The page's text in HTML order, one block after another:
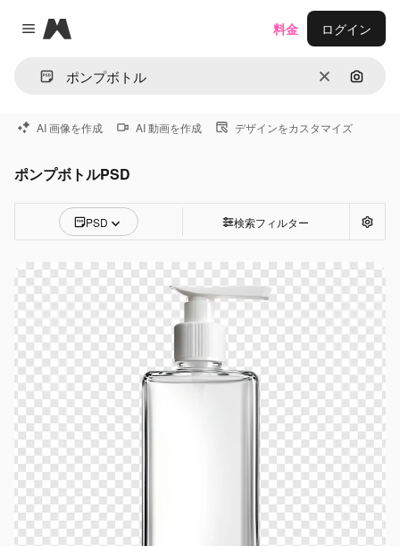
Close menu
Magnific
消去 画像で
料金 ログイン
AI 画像を作成 AI 動画を作成 デザインをカスタマイズ
ポンプボトルPSD
PSD 検索フィルター